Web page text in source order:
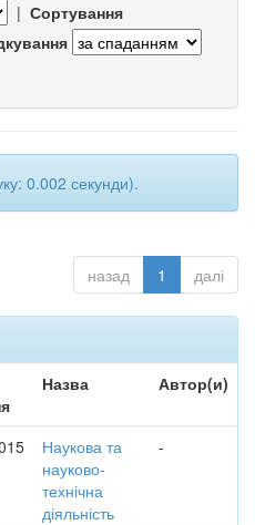
| Сортування
0.002 секунди).
назад 1 далі
Назва Автор(и)
Наукова та
науково-
технічна
діяльність
-